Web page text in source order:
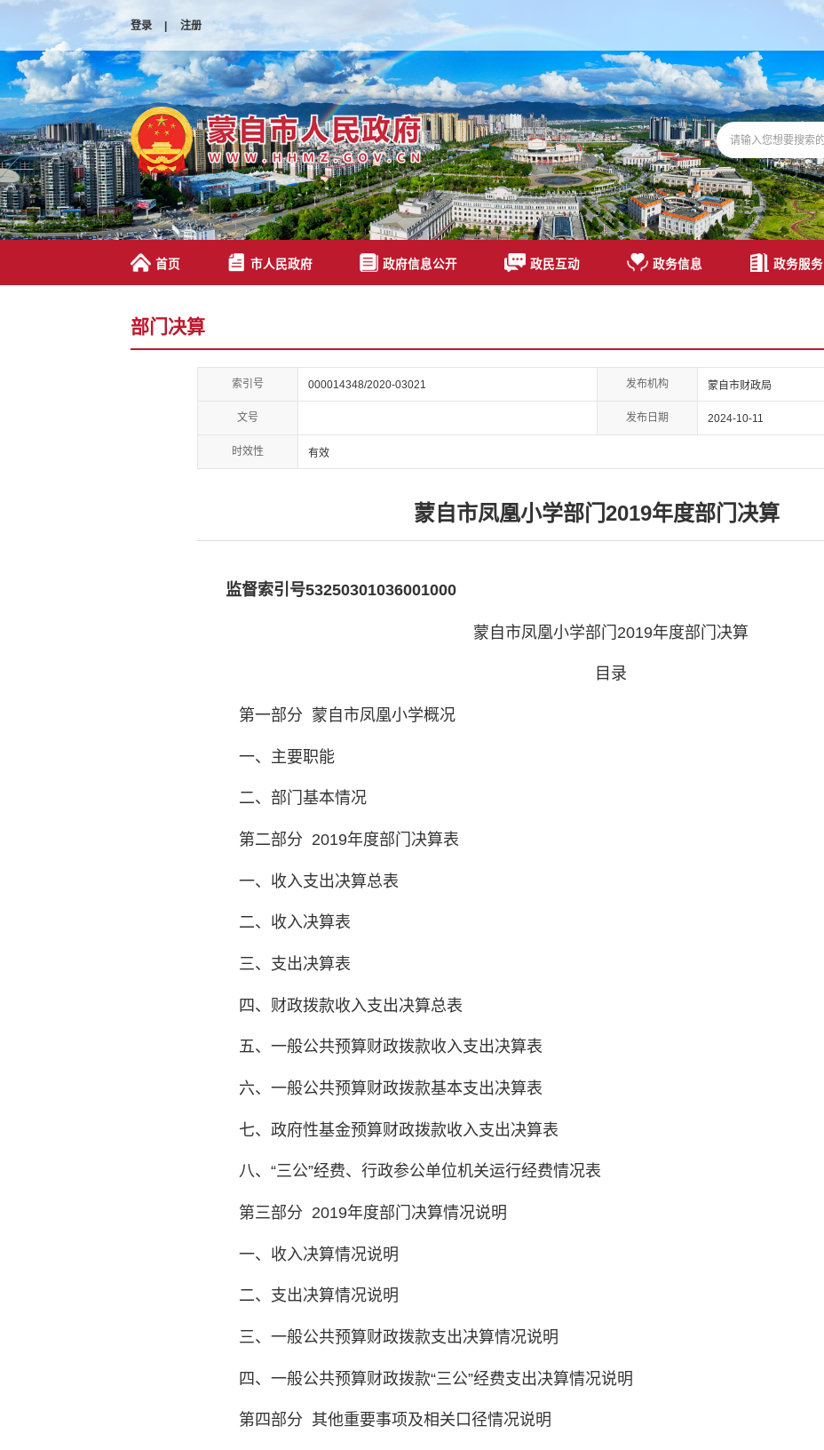
登录 | 注册
首页 市人民政府 政府信息公开 政民互动 政务信息 政务服务
部门决算
索引号 000014348/2020-03021 发布机构 蒙自市财政局
文号 发布日期 2024-10-11
时效性 有效
蒙自市凤凰小学部门2019年度部门决算
监督索引号53250301036001000
蒙自市凤凰小学部门2019年度部门决算
目录
第一部分 蒙自市凤凰小学概况
一、主要职能
二、部门基本情况
第二部分 2019年度部门决算表
一、收入支出决算总表
二、收入决算表
三、支出决算表
四、财政拨款收入支出决算总表
五、一般公共预算财政拨款收入支出决算表
六、一般公共预算财政拨款基本支出决算表
七、政府性基金预算财政拨款收入支出决算表
八、 “三公”经费、行政参公单位机关运行经费情况表
第三部分 2019年度部门决算情况说明
一、收入决算情况说明
二、支出决算情况说明
三、一般公共预算财政拨款支出决算情况说明
四、一般公共预算财政拨款“三公”经费支出决算情况说明
第四部分 其他重要事项及相关口径情况说明